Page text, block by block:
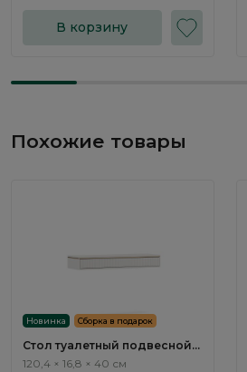
В корзину
Похожие товары
Новинка Сборка в подарок
Стол туалетный подвесной
Тиара / Tiara RT030.1
120,4 × 16,8 × 40 см